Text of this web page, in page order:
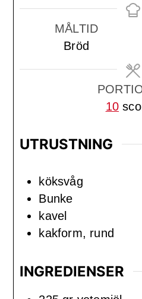
MÅLTID
Bröd
10
UTRUSTNING
köksvåg
Bunke
kavel
kakform, rund
INGREDIENSER